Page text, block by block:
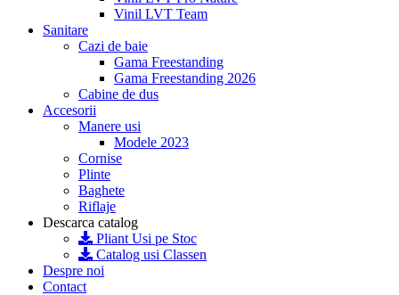
Vinil LVT Team
Sanitare
Cazi de baie
Gama Freestanding
Gama Freestanding 2026
Cabine de dus
Accesorii
Manere usi
Modele 2023
Cornise
Plinte
Baghete
Riflaje
Descarca catalog
Pliant Usi pe Stoc
Catalog usi Classen
Despre noi
Contact